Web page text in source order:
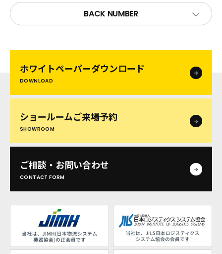
BACK NUMBER
ホワイトペーパーダウンロード
DOWNLOAD
ショールームご来場予約
SHOWROOM
ご相談・お問い合わせ
CONTACT FORM